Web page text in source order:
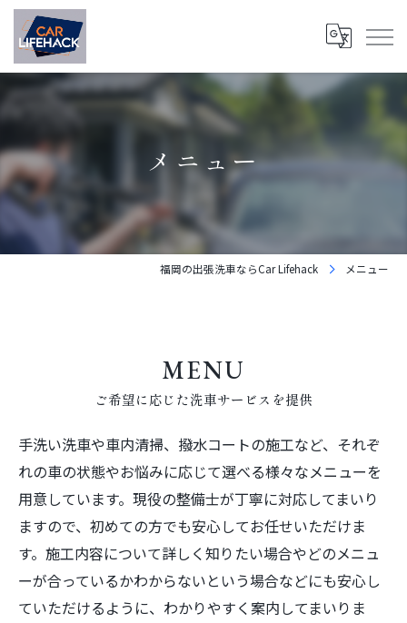
メニュー
福岡の出張洗車ならCar Lifehack メニュー
ご希望に応じた洗車サービスを提供
MENU
手洗い洗車や車内清掃、撥水コートの施工など、それぞ
れの車の状態やお悩みに応じて選べる様々なメニューを
用意しています。現役の整備士が丁寧に対応してまいり
ますので、初めての方でも安心してお任せいただけま
す。施工内容について詳しく知りたい場合やどのメニュ
ーが合っているかわからないという場合などにも安心し
ていただけるように、わかりやすく案内してまいりま